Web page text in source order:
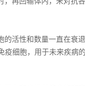
活性和数量一直在衰
疫细胞，用于未来疾病